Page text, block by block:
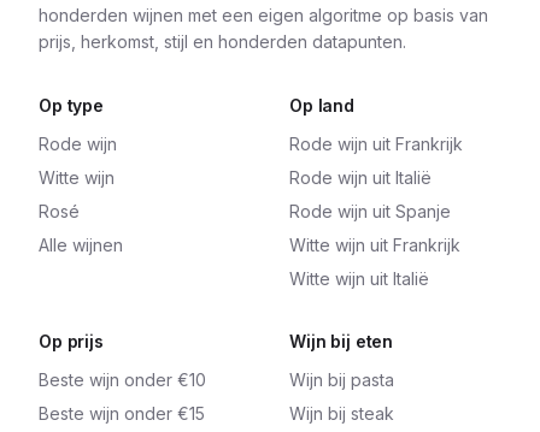
honderden wijnen met een eigen algoritme op basis van
prijs, herkomst, stijl en honderden datapunten.
Op type
Rode wijn
Witte wijn
Rosé
Alle wijnen
Op land
Rode wijn uit Frankrijk
Rode wijn uit Italië
Rode wijn uit Spanje
Witte wijn uit Frankrijk
Witte wijn uit Italië
Op prijs
Beste wijn onder €10
Beste wijn onder €15
Wijn bij eten
Wijn bij pasta
Wijn bij steak